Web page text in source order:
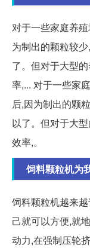
对于一些家庭养
为制出的颗粒较
了。但对于大型
率,... 对于一些家
后,因为制出的颗
以了。但对于大
效率,。
饲料颗粒机为
饲料颗粒机越来
己就可以方便,就
动力,在强制压轮